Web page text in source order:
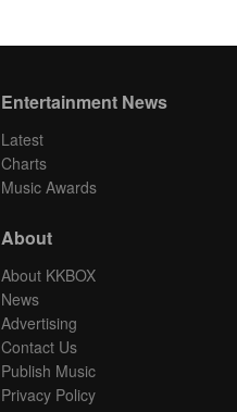
Entertainment News
Latest
Charts
Music Awards
About
About KKBOX
News
Advertising
Contact Us
Publish Music
Privacy Policy